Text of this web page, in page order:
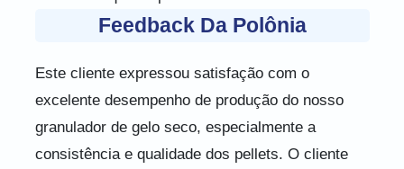
Feedback Da Polônia
Este cliente expressou satisfação com o
excelente desempenho de produção do nosso
granulador de gelo seco, especialmente a
consistência e qualidade dos pellets. O cliente